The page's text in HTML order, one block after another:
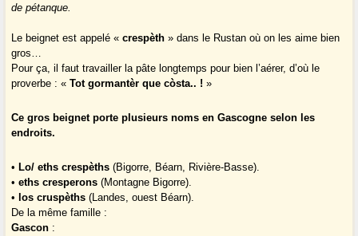
de pétanque.
Le beignet est appelé «crespèth » dans le Rustan où on les aime bien
gros…
Pour ça, il faut travailler la pâte longtemps pour bien l’aérer, d’où le
proverbe : «Tot gormantèr que còsta.. ! »
Ce gros beignet porte plusieurs noms en Gascogne selon les
endroits.
• Lo/ eths crespèths (Bigorre, Béarn, Rivière-Basse).
•eths cresperons (Montagne Bigorre).
• los cruspèths (Landes, ouest Béarn).
De la même famille :
Gascon :